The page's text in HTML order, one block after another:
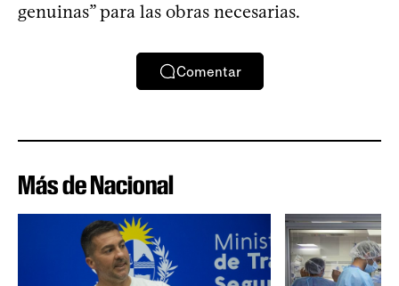
genuinas” para las obras necesarias.
Comentar
Más de Nacional